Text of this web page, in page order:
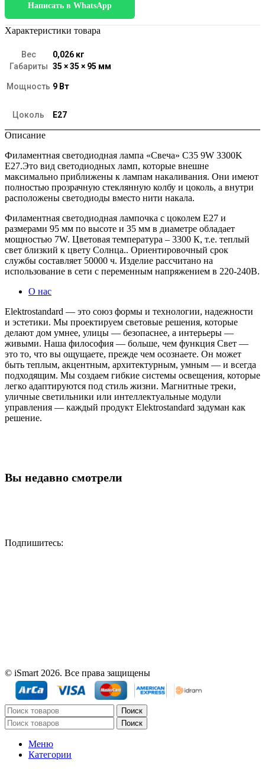
лампа
"Свеча"
C35
3300K
E27
(C35
прозрачный)
BLE2733
Написать в WhatsApp
Характеристики товара
Вес
0,026 кг
Габариты 35 × 35 × 95 мм
Мощность 9 Вт
Цоколь E27
Описание
Филаментная светодиодная лампа «Свеча» C35 9W 3300K
E27.Это вид светодиодных ламп, которые внешне
максимально приближены к лампам накаливания. Они имеют
полностью прозрачную стеклянную колбу и цоколь, а внутри
расположены светодиоды вместо нити накала.
Филаментная светодиодная лампочка с цоколем E27 и
размерами 95 мм по высоте и 35 мм в диаметре обладает
мощностью 7W. Цветовая температура – 3300 К, т.е. теплый
свет близкий к цвету Солнца.. Ориентировочный срок
службы составляет 50000 ч. Изделие рассчитано на
использование в сети с переменным напряжением в 220-240В.
О нас
Elektrostandard — это союз формы и технологии, надежности
и эстетики. Мы проектируем световые решения, которые
делают дом умнее, улицы — безопаснее, а интерьеры —
живыми. Наша философия — больше, чем функция Свет —
это то, что вы ощущаете, прежде чем осознаете. Он может
быть теплым, акцентным, архитектурным, умным — и всегда
подходящим. Мы создаем гибкие системы освещения, которые
легко адаптируются под стиль жизни. Магнитные треки,
уличные светильники или интеллектуальные модули
управления — каждый продукт Elektrostandard задуман как
решение.
Вы недавно смотрели
Подпишитесь:
© iSmart 2026. Все права защищены
Поиск
Поиск
Меню
Категории